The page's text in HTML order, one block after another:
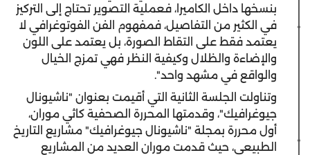
بنسخها داخل الكاميرا، فعملية التصوير تحتاج إلى التركيز
في الكثير من التفاصيل، فمفهوم الفن الفوتوغرافي لا
يعتمد فقط على التقاط الصورة، بل يعتمد على اللون
والإضاءة والظلال وكيفية النظر فهي تمزج الخيال
والواقع في مشهد واحد".
وتناولت الجلسة الثانية التي أقيمت بعنوان "ناشيونال
جيوغرافيك"، وقدمتها المحررة الصحفية كاثي موران،
أول محررة بمجلة "ناشيونال جيوغرافيك" مشاريع التاريخ
الطبيعي، حيث قدمت موران العديد من المشاريع